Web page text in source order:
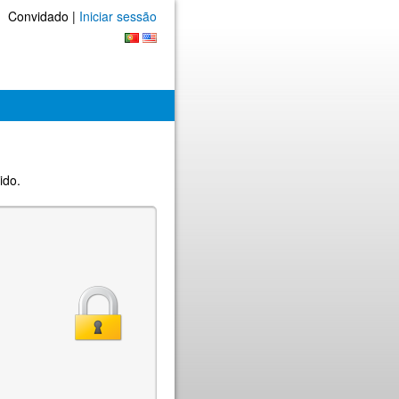
Convidado | Iniciar sessão